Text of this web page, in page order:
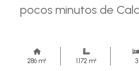
pocos minutos de
286 m² 1.172 m² 3